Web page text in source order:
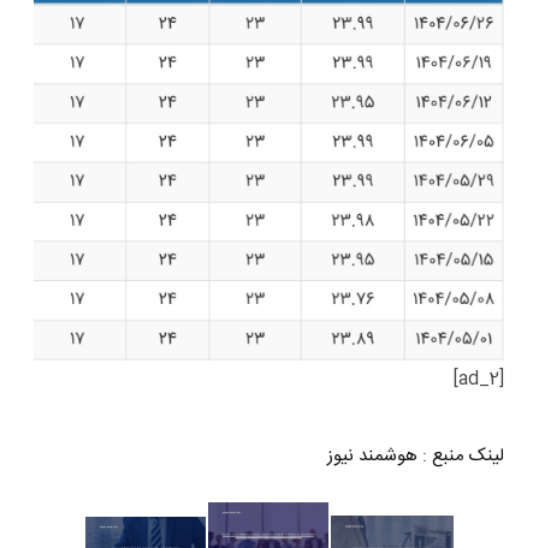
[ad_2]
لینک منبع : هوشمند نیوز